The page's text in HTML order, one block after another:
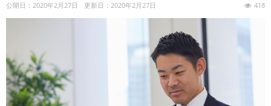
あ
た
公開日：2020年2月27日 更新日：2020年2月27日 418